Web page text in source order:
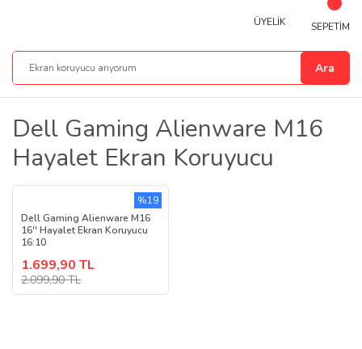
Ara
ÜYELİK SEPETİM
Dell Gaming Alienware M16
Hayalet Ekran Koruyucu
Dell Gaming Alienware M16
16'' Hayalet Ekran Koruyucu
16:10
1.699,90 TL
2.099,90 TL
%19